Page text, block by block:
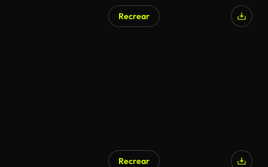
Recrear
Recrear